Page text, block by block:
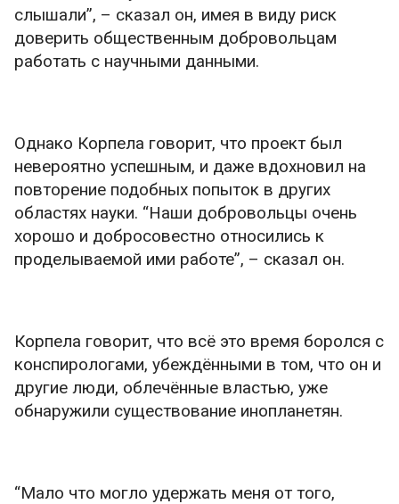
слышали”, – сказал он, имея в виду риск
доверить общественным добровольцам
работать с научными данными.
Однако Корпела говорит, что проект был
невероятно успешным, и даже вдохновил на
повторение подобных попыток в других
областях науки. “Наши добровольцы очень
хорошо и добросовестно относились к
проделываемой ими работе”, – сказал он.
Корпела говорит, что всё это время боролся с
конспирологами, убеждёнными в том, что он и
другие люди, облечённые властью, уже
обнаружили существование инопланетян.
“Мало что могло удержать меня от того,